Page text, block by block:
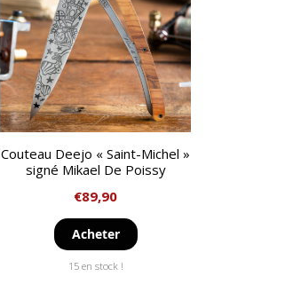
Couteau Deejo « Saint-Michel »
signé Mikael De Poissy
€89,90
Acheter
15 en stock !